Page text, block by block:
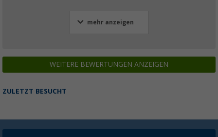
mehr anzeigen
WEITERE BEWERTUNGEN ANZEIGEN
ZULETZT BESUCHT